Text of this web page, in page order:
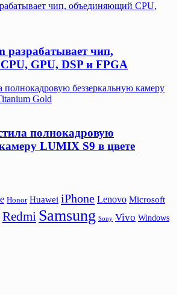
чип, объединяющий CPU,
разрабатывает чип,
GPU, DSP и FPGA
полнокадровую беззеркальную камеру
Gold
полнокадровую
LUMIX S9 в цвете
Honor Huawei iPhone Lenovo Microsoft
Redmi Samsung Sony Vivo Windows